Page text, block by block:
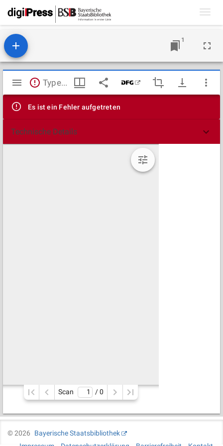
1
Mirador
Viewer
TypeError: Failed to fetch
Es ist ein Fehler aufgetreten
Technische Details
Scan / 0
©2026
Bayerische Staatsbibliothek